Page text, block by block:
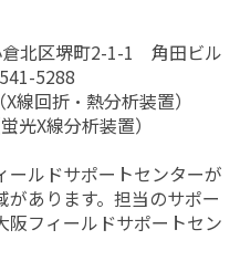
倉北区堺町2-1-1 角田ビル
5288
（X線回折・熱分析装置）
蛍光X線分析装置）
ルドサポートセンターが
あります。担当のサポー
阪フィールドサポートセン